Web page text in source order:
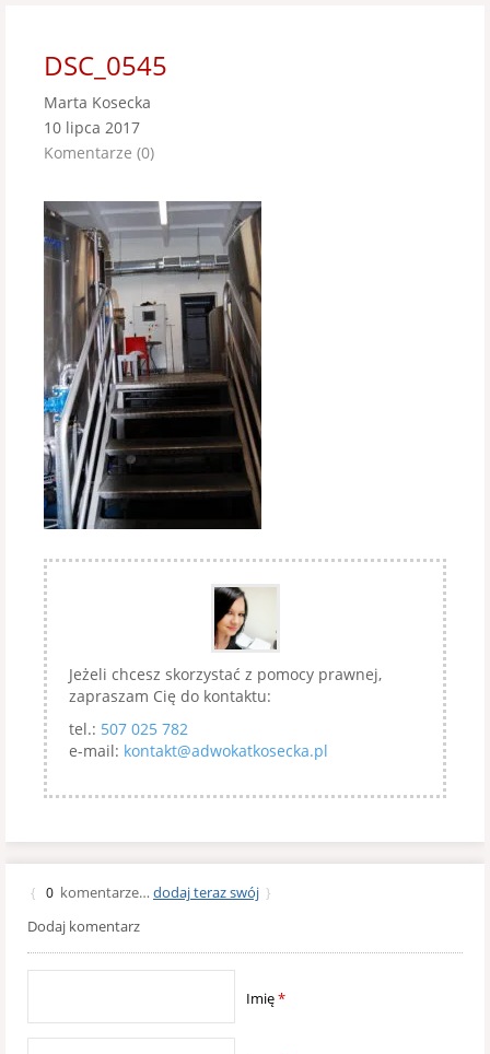
DSC_0545
Marta Kosecka
10 lipca 2017
Komentarze (0)
Jeżeli chcesz skorzystać z pomocy prawnej,
zapraszam Cię do kontaktu:
tel.: 507 025 782
e-mail: kontakt@adwokatkosecka.pl
{ 0 komentarze… dodaj teraz swój }
Dodaj komentarz
Imię*